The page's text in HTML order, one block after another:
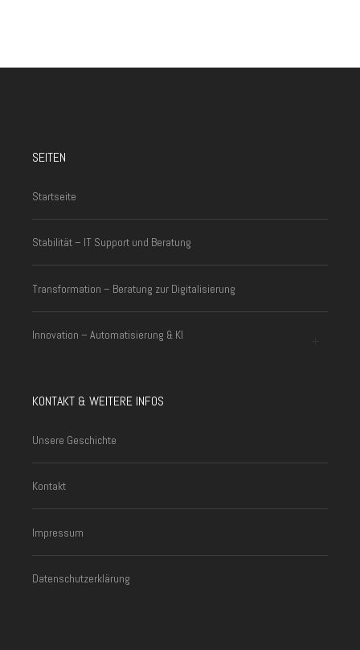
SEITEN
Startseite
Stabilität – IT Support und Beratung
Transformation – Beratung zur Digitalisierung
Innovation – Automatisierung & KI
KONTAKT & WEITERE INFOS
Unsere Geschichte
Kontakt
Impressum
Datenschutzerklärung